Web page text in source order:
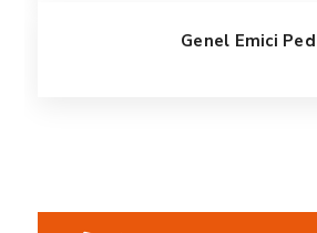
Genel Emici Ped